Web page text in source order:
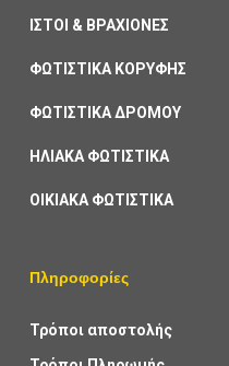
ΙΣΤΟΙ & ΒΡΑΧΙΟΝΕΣ
ΦΩΤΙΣΤΙΚΑ ΚΟΡΥΦΗΣ
ΦΩΤΙΣΤΙΚΑ ΔΡΟΜΟΥ
ΗΛΙΑΚΑ ΦΩΤΙΣΤΙΚΑ
ΟΙΚΙΑΚΑ ΦΩΤΙΣΤΙΚΑ
Πληροφορίες
Τρόποι αποστολής